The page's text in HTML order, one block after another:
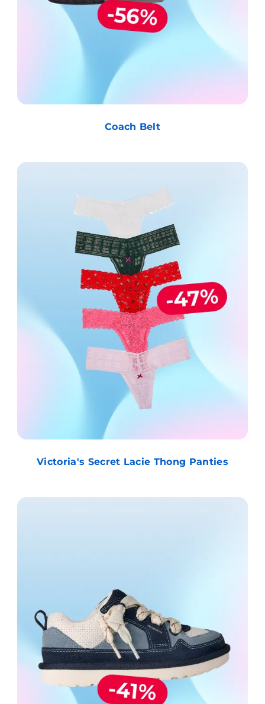
Coach Belt
Victoria's Secret Lacie Thong Panties